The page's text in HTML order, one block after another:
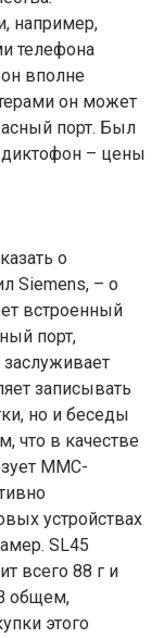
например,
телефона
вполне
он может
порт. Был
– цены
о
Siemens, – о
встроенный
порт,
записывать
но и беседы
что в качестве
MMC-
устройствах
SL45
всего 88 г и
общем,
этого